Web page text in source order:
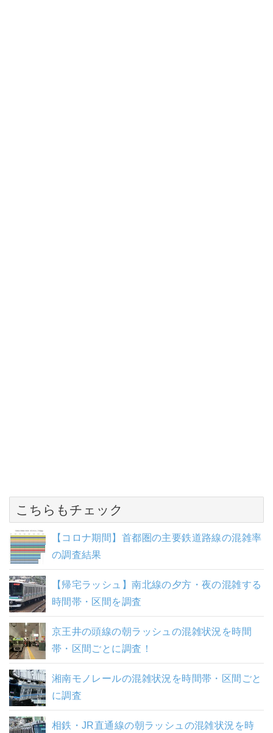
こちらもチェック
【コロナ期間】首都圏の主要鉄道路線の混雑率
の調査結果
【帰宅ラッシュ】南北線の夕方・夜の混雑する
時間帯・区間を調査
京王井の頭線の朝ラッシュの混雑状況を時間
帯・区間ごとに調査！
湘南モノレールの混雑状況を時間帯・区間ごと
に調査
相鉄・JR直通線の朝ラッシュの混雑状況を時